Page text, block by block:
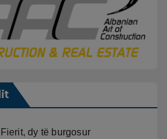
dy të burgosur